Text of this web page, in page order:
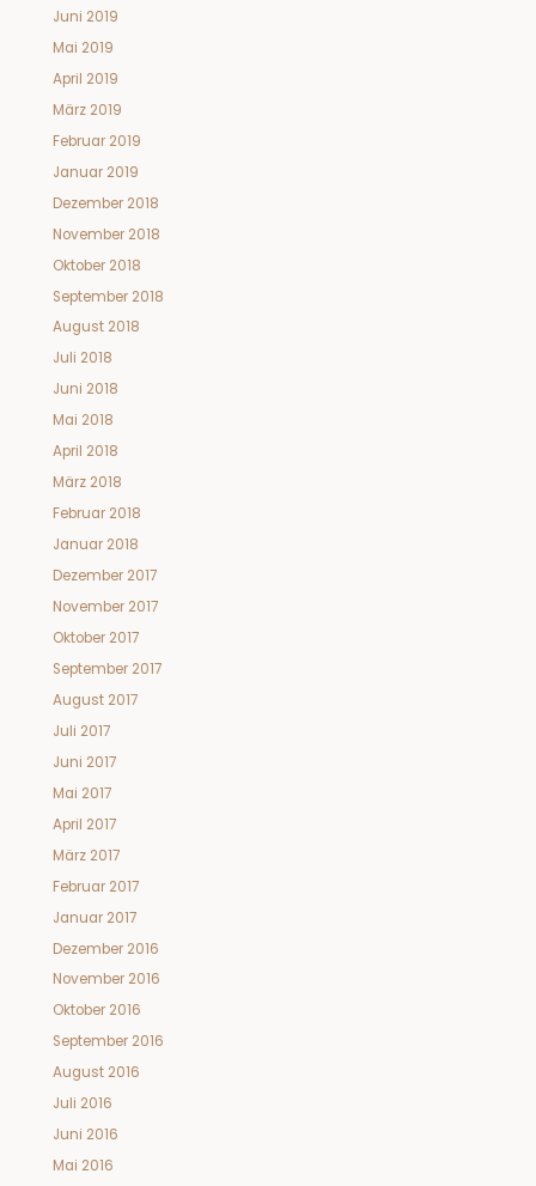
Juni 2019
Mai 2019
April 2019
März 2019
Februar 2019
Januar 2019
Dezember 2018
November 2018
Oktober 2018
September 2018
August 2018
Juli 2018
Juni 2018
Mai 2018
April 2018
März 2018
Februar 2018
Januar 2018
Dezember 2017
November 2017
Oktober 2017
September 2017
August 2017
Juli 2017
Juni 2017
Mai 2017
April 2017
März 2017
Februar 2017
Januar 2017
Dezember 2016
November 2016
Oktober 2016
September 2016
August 2016
Juli 2016
Juni 2016
Mai 2016